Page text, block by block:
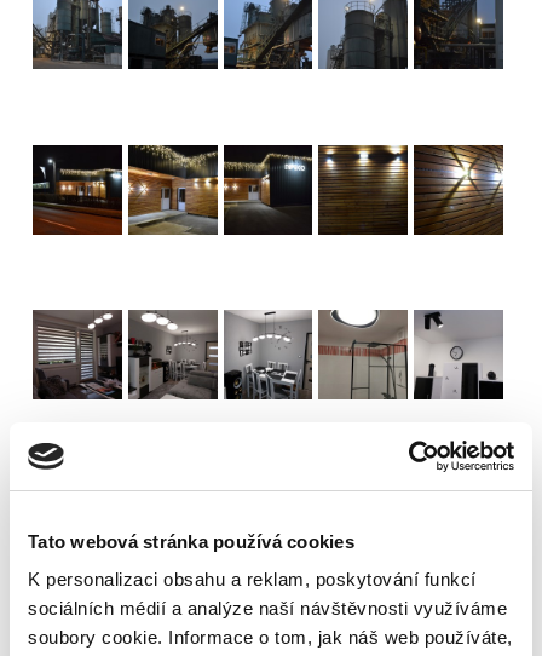
Tato webová stránka používá cookies
K personalizaci obsahu a reklam, poskytování funkcí
sociálních médií a analýze naší návštěvnosti využíváme
soubory cookie. Informace o tom, jak náš web používáte,